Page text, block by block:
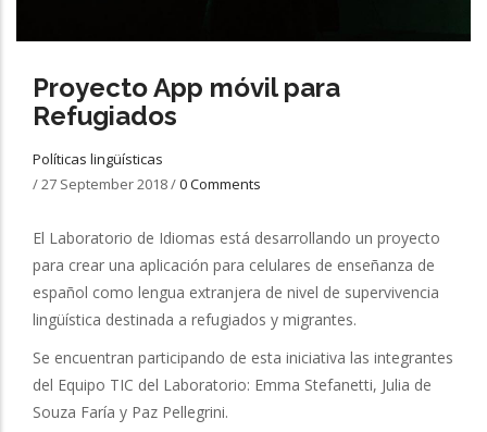
Proyecto App móvil para
Refugiados
Políticas lingüísticas
/27 September 2018/0 Comments
El Laboratorio de Idiomas está desarrollando un proyecto
para crear una aplicación para celulares de enseñanza de
español como lengua extranjera de nivel de supervivencia
lingüística destinada a refugiados y migrantes.
Se encuentran participando de esta iniciativa las integrantes
del Equipo TIC del Laboratorio: Emma Stefanetti, Julia de
Souza Faría y Paz Pellegrini.